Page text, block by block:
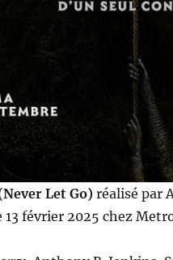
Let Go) réalisé par
13 février 2025 chez